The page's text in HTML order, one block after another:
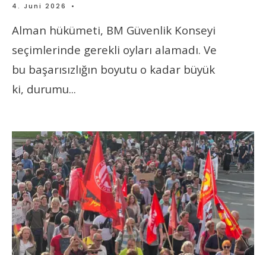
4. Juni 2026 •
Alman hükümeti, BM Güvenlik Konseyi
seçimlerinde gerekli oyları alamadı. Ve
bu başarısızlığın boyutu o kadar büyük
ki, durumu...